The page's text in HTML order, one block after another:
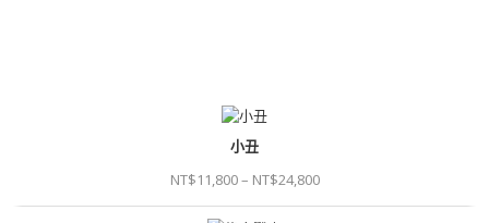
小丑
NT$11,800– NT$24,800